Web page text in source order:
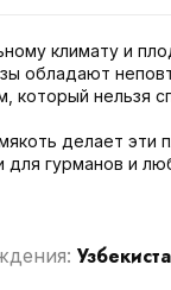
климату и
обладают
который нельзя
делает эти
для гурманов и